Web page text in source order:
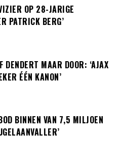
OP 28-JARIGE
PATRICK BERG’
DENDERT MAAR DOOR: ‘AJAX
ÉÉN KANON’
BINNEN VAN 7,5 MILJOEN